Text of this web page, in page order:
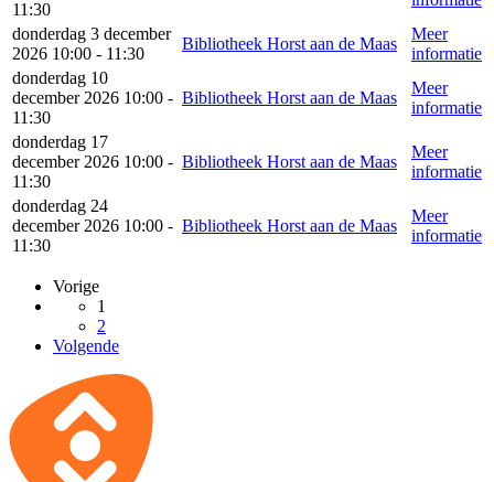
11:30
donderdag 3 december
2026 10:00 - 11:30
Bibliotheek Horst aan de Maas
Meer
informatie
donderdag 10
december 2026 10:00 -
11:30
Bibliotheek Horst aan de Maas
Meer
informatie
donderdag 17
december 2026 10:00 -
11:30
Bibliotheek Horst aan de Maas
Meer
informatie
donderdag 24
december 2026 10:00 -
11:30
Bibliotheek Horst aan de Maas
Meer
informatie
Vorige
1
2
Volgende